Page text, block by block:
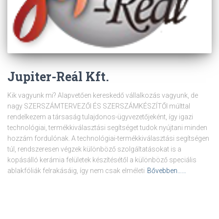
Jupiter-Reál Kft.
Kik vagyunk mi? Alapvetően kereskedő vállalkozás vagyunk, de
nagy SZERSZÁMTERVEZŐI ÉS SZERSZÁMKÉSZÍTŐI múlttal
rendelkezem a társaság tulajdonos-ügyvezetőjeként, így igazi
technológiai, termékkiválasztási segítséget tudok nyújtani minden
hozzám fordulónak. A technológiai-termékkiválasztási segítségen
túl, rendszeresen végzek különböző szolgáltatásokat is a
kopásálló kerámia felületek készítésétől a különböző speciális
ablakfóliák felrakásáig, így nem csak elméleti Bővebben……